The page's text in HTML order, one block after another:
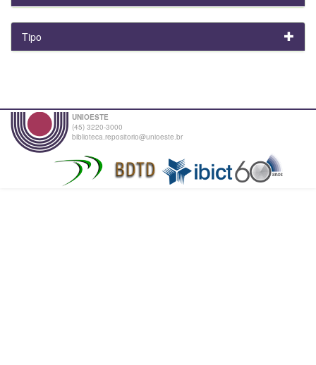
Tipo
UNIOESTE
(45) 3220-3000
biblioteca.repositorio@unioeste.br